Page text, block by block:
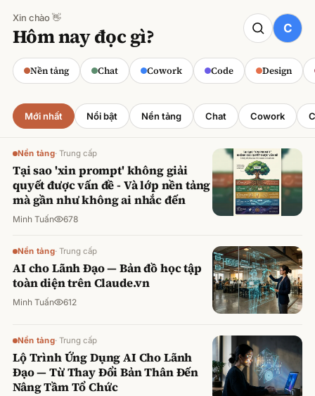
Xin chào 👋
Hôm nay đọc gì?
Nền tảng Chat Cowork Code Design
CODE
Claude cho Sales: Dự báo doanh số
chính xác
Minh Tuấn ·800 lượt xem
Mới nhất Nổi bật Nền tảng Chat Cowork
Nền tảng· Trung cấp
Tại sao 'xin prompt' không giải
quyết được vấn đề - Và lớp nền tảng
mà gần như không ai nhắc đến
Minh Tuấn 678
Nền tảng· Trung cấp
AI cho Lãnh Đạo — Bản đồ học tập
toàn diện trên Claude.vn
Minh Tuấn 612
Nền tảng· Trung cấp
Lộ Trình Ứng Dụng AI Cho Lãnh
Đạo — Từ Thay Đổi Bản Thân Đến
Nâng Tầm Tổ Chức